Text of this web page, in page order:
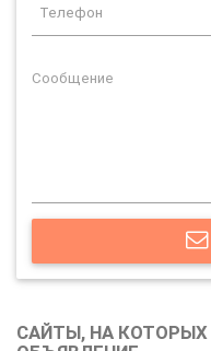
САЙТЫ, НА